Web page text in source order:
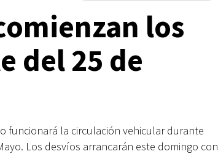
los
del 25 de
funcionará la circulación vehicular durante
Los desvíos arrancarán este domingo con